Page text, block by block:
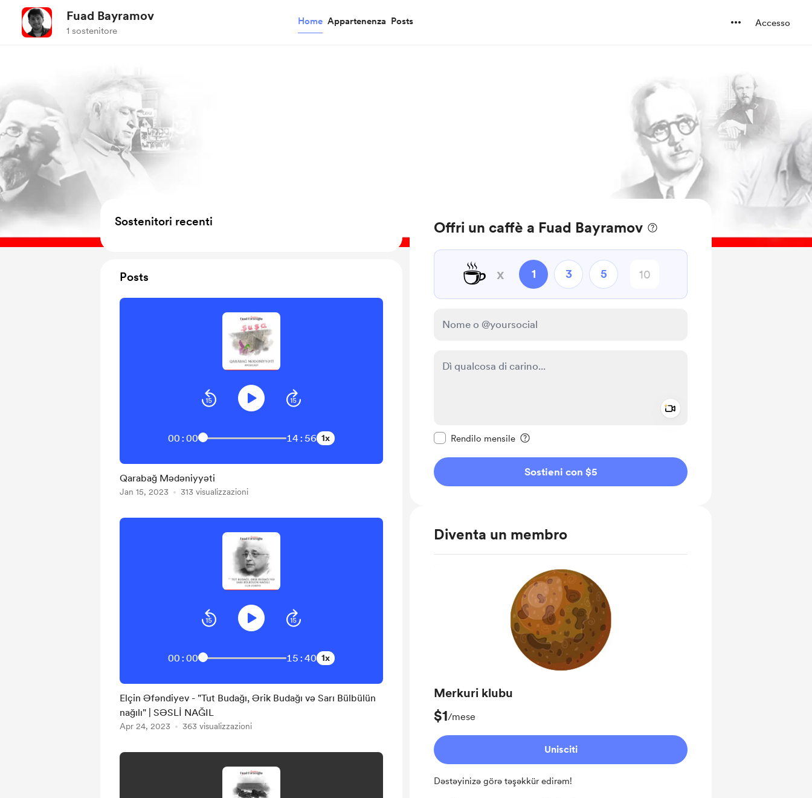
Fuad Bayramov
1 sostenitore
Home Appartenenza Posts Accesso
Offri un caffè a Fuad Bayramov
☕ x 1 3 5
Rendilo mensile
Sostieni con $5
Diventa un membro
Merkuri klubu
$1/mese
Unisciti
Dəstəyinizə görə təşəkkür edirəm!
Sostenitori recenti
Posts
00:00 14:56 1x
Qarabağ Mədəniyyəti
Jan 15, 2023 313 visualizzazioni
00:00 15:40 1x
Elçin Əfəndiyev - "Tut Budağı, Ərik Budağı və Sarı Bülbülün
nağılı" | SƏSLİ NAĞIL
Apr 24, 2023 363 visualizzazioni